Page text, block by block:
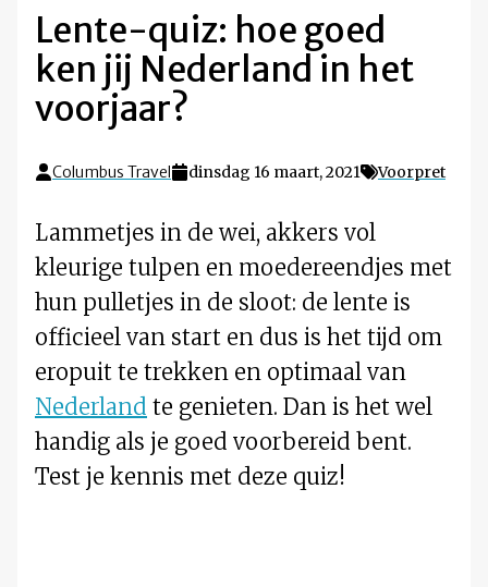
Lente-quiz: hoe goed
ken jij Nederland in het
voorjaar?
Columbus Travel dinsdag 16 maart, 2021 Voorpret
Lammetjes in de wei, akkers vol
kleurige tulpen en moedereendjes met
hun pulletjes in de sloot: de lente is
officieel van start en dus is het tijd om
eropuit te trekken en optimaal van
Nederland te genieten. Dan is het wel
handig als je goed voorbereid bent.
Test je kennis met deze quiz!